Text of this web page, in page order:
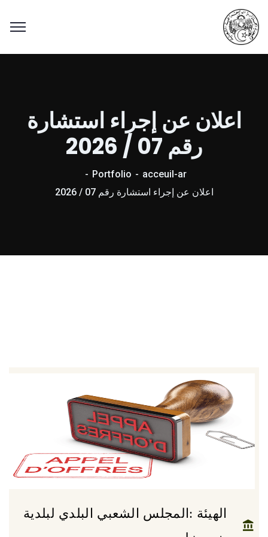
اعلان عن إجراء استشارة
رقم 07 / 2026
acceuil-ar
Portfolio
اعلان عن إجراء استشارة رقم 07 / 2026
الهيئة :المجلس الشعبي البلدي لبلدية